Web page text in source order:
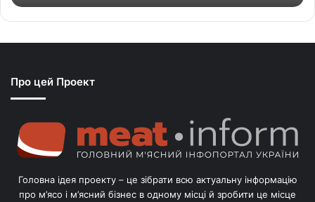
т
ь
п
о
Про цей Проект
Головна ідея проекту – це зібрати всю актуальну інформацію
про м’ясо і м’ясний бізнес в одному місці й зробити це місце